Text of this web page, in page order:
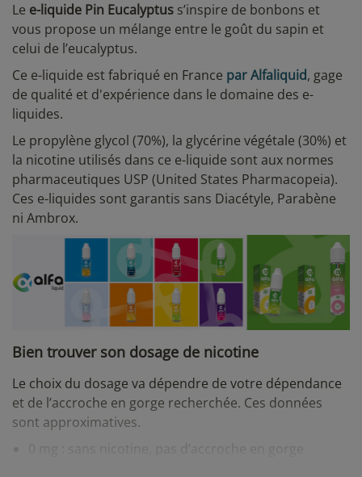
Le e-liquide Pin Eucalyptus s’inspire de bonbons et
vous propose un mélange entre le goût du sapin et
celui de l’eucalyptus.
Ce e-liquide est fabriqué en France par Alfaliquid, gage
de qualité et d'expérience dans le domaine des e-
liquides.
Le propylène glycol (70%), la glycérine végétale (30%) et
la nicotine utilisés dans ce e-liquide sont aux normes
pharmaceutiques USP (United States Pharmacopeia).
Ces e-liquides sont garantis sans Diacétyle, Parabène
ni Ambrox.
Bien trouver son dosage de nicotine
Le choix du dosage va dépendre de votre dépendance
et de l’accroche en gorge recherchée. Ces données
sont approximatives.
0 mg : sans nicotine, pas d’accroche en gorge